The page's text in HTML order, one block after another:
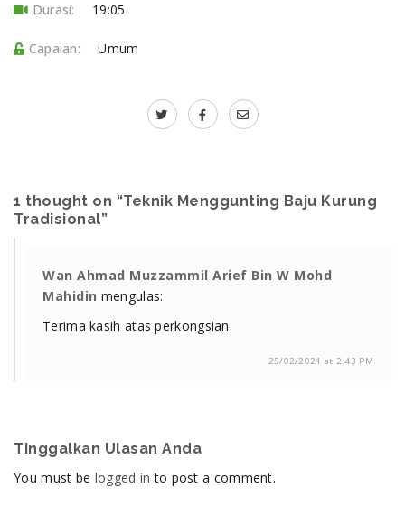
Durasi: 19:05
Capaian: Umum
1 thought on “Teknik Menggunting Baju Kurung
Tradisional”
Wan Ahmad Muzzammil Arief Bin W Mohd
Mahidin mengulas:
Terima kasih atas perkongsian.
25/02/2021 at 2:43 PM
Tinggalkan Ulasan Anda
You must be logged in to post a comment.